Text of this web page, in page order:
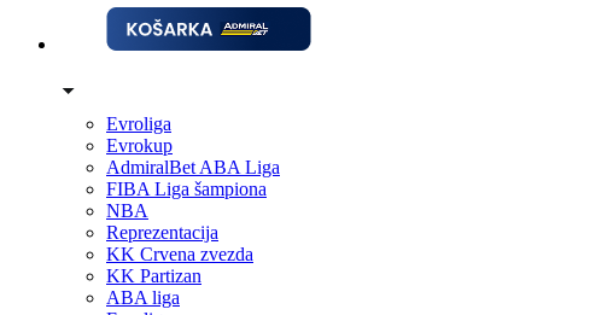
Evroliga
Evrokup
AdmiralBet ABA Liga
FIBA Liga šampiona
NBA
Reprezentacija
KK Crvena zvezda
KK Partizan
ABA liga